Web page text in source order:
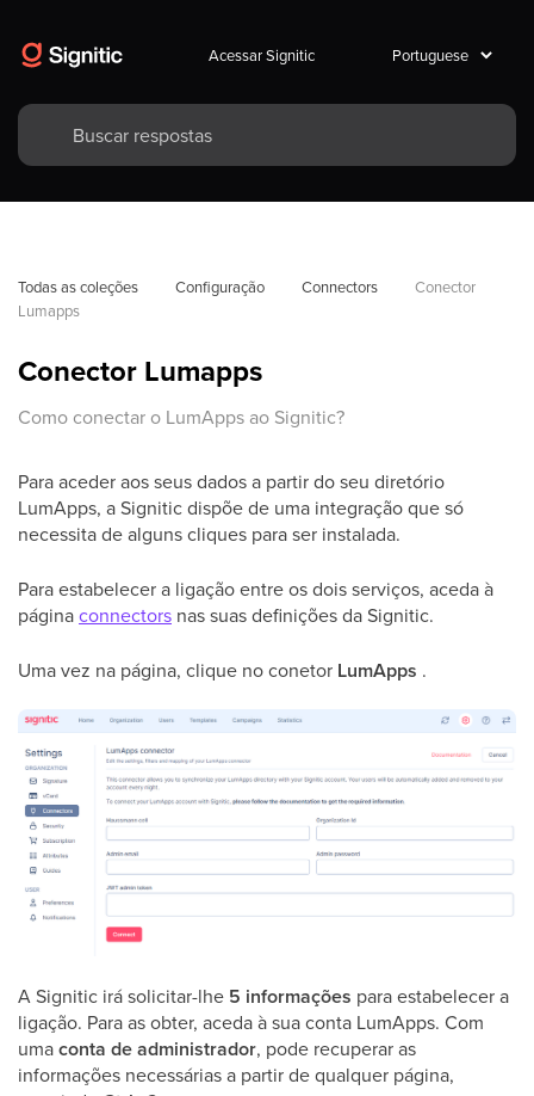
Acessar Signitic
Todas as coleções Configuração Connectors
Conector
Lumapps
Conector Lumapps
Como conectar o LumApps ao Signitic?
Para aceder aos seus dados a partir do seu diretório
LumApps, a Signitic dispõe de uma integração que só
necessita de alguns cliques para ser instalada.
Para estabelecer a ligação entre os dois serviços, aceda à
páginaconnectors nas suas definições da Signitic.
Uma vez na página, clique no conetor LumApps .
A Signitic irá solicitar-lhe 5 informações para estabelecer a
ligação. Para as obter, aceda à sua conta LumApps. Com
umaconta de administrador, pode recuperar as
informações necessárias a partir de qualquer página,